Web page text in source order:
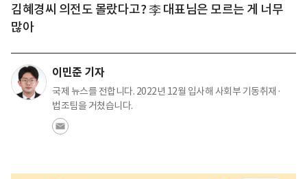
김혜경씨 의전도 몰랐다고? 李 대표님은 모르는 게 너무
많아
이민준 기자
국제 뉴스를 전합니다. 2022년 12월 입사해 사회부 기동취재·
법조팀을 거쳤습니다.